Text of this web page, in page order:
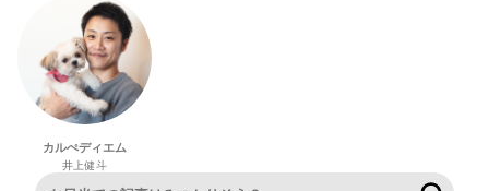
カルぺディエム
井上健斗